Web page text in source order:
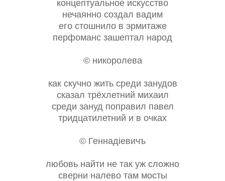
концептуальное искусство
нечаянно создал вадим
его стошнило в эрмитаже
перфоманс зашептал народ
© никоролева
как скучно жить среди занудов
сказал трёхлетний михаил
среди зануд поправил павел
тридцатилетний и в очках
© Геннадiевичъ
любовь найти не так уж сложно
сверни налево там мосты